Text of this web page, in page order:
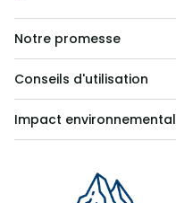
Notre promesse
Conseils d'utilisation
Impact environnemental